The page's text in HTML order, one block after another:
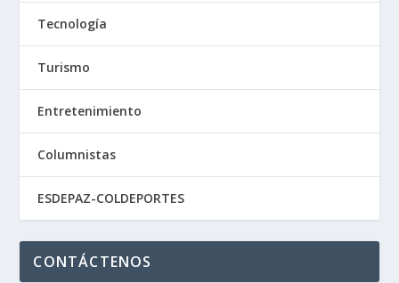
Tecnología
Turismo
Entretenimiento
Columnistas
ESDEPAZ-COLDEPORTES
CONTÁCTENOS